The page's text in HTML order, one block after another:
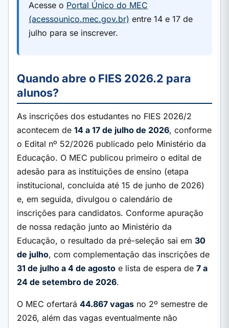
Acesse o Portal Único do MEC
(acessounico.mec.gov.br) entre 14 e 17 de
julho para se inscrever.
Quando abre o FIES 2026.2 para
alunos?
As inscrições dos estudantes no FIES 2026/2
acontecem de 14 a 17 de julho de 2026, conforme
o Edital nº 52/2026 publicado pelo Ministério da
Educação. O MEC publicou primeiro o edital de
adesão para as instituições de ensino (etapa
institucional, concluída até 15 de junho de 2026)
e, em seguida, divulgou o calendário de
inscrições para candidatos. Conforme apuração
de nossa redação junto ao Ministério da
Educação, o resultado da pré-seleção sai em 30
de julho, com complementação das inscrições de
31 de julho a 4 de agosto e lista de espera de 7 a
24 de setembro de 2026.
O MEC ofertará 44.867 vagas no 2º semestre de
2026, além das vagas eventualmente não